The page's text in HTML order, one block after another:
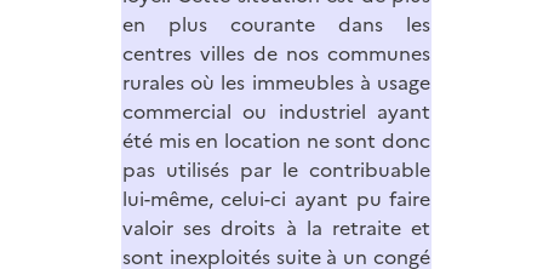
en plus courante dans les
centres villes de nos communes
rurales où les immeubles à usage
commercial ou industriel ayant
été mis en location ne sont donc
pas utilisés par le contribuable
lui-même, celui-ci ayant pu faire
valoir ses droits à la retraite et
sont inexploités suite à un congé